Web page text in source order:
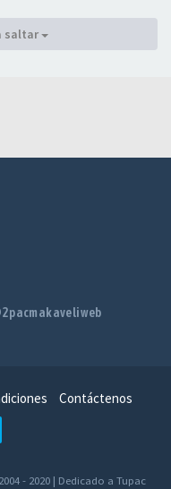
saltar
Contáctenos
- 2020 | Dedicado a Tupac